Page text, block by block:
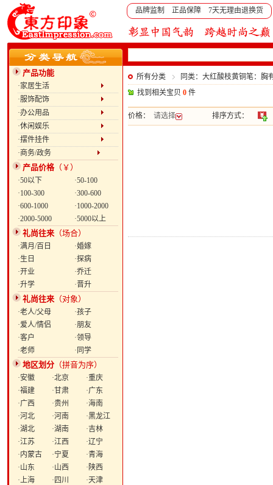
品牌监制 正品保障 7天无理由退换货
产品功能
·家居生活
·服饰配饰
·办公用品
·休闲娱乐
·摆件挂件
·商务/政务
产品价格（￥）
·50以下
·50-100
·100-300
·300-600
·600-1000
·1000-2000
·2000-5000
·5000以上
礼尚往来 （场合）
·满月/百日
·婚嫁
·生日
·探病
·开业
·乔迁
·升学
·晋升
礼尚往来 （对象）
·老人/父母
·孩子
·爱人/情侣
·朋友
·客户
·领导
·老师
·同学
地区划分 （拼音为序）
·安徽 ·北京
·重庆
·福建
·甘肃
·广东
·广西
·贵州
·海南
·河北
·河南
·黑龙江
·湖北
·湖南
·吉林
·江苏
·江西
·辽宁
·内蒙古
·宁夏
·青海
·山东
·山西
·陕西
·上海
·四川
·天津
所有分类
同类：大红酸枝黄铜笔：胸
找到相关宝贝 0 件
价格： 请选择 排序方式：